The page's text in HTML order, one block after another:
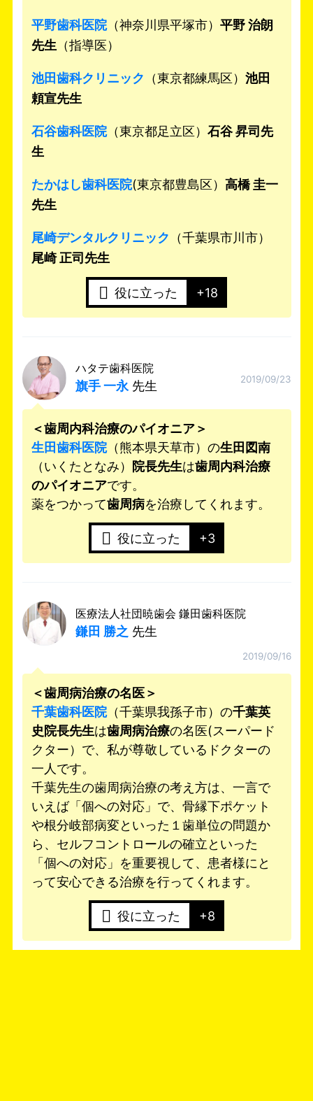
平野歯科医院（神奈川県平塚市） 平野 治朗
先生 （指導医）
池田歯科クリニック （東京都練馬区） 池田
頼宣先生
石谷歯科医院（東京都足立区） 石谷 昇司先
生
たかはし歯科医院(東京都豊島区） 高橋 圭一
先生
尾崎デンタルクリニック （千葉県市川市）
尾崎 正司先生
役に立った +18
ハタテ歯科医院
旗手 一永 先生 2019/09/23
＜歯周内科治療のパイオニア＞
生田歯科医院（熊本県天草市）の生田図南
（いくたとなみ） 院長先生は歯周内科治療
のパイオニアです。
薬をつかって歯周病を治療してくれます。
役に立った +3
医療法人社団暁歯会 鎌田歯科医院
鎌田 勝之 先生
2019/09/16
＜歯周病治療の名医＞
千葉歯科医院（千葉県我孫子市）の千葉英
史院長先生は歯周病治療の名医(スーパード
クター）で、私が尊敬しているドクターの
一人です。
千葉先生の歯周病治療の考え方は、一言で
いえば「個への対応」で、骨縁下ポケット
や根分岐部病変といった１歯単位の問題か
ら、セルフコントロールの確立といった
「個への対応」を重要視して、患者様にと
って安心できる治療を行ってくれます。
役に立った +8